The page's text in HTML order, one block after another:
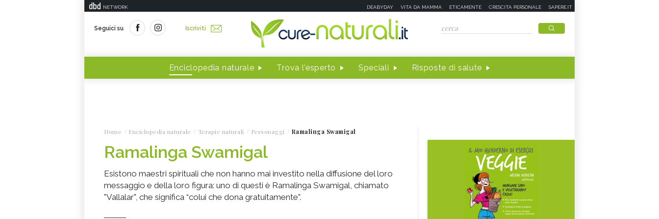
NETWORK DEABYDAY VITA DA MAMMA ETICAMENTE CRESCITA PERSONALE SAPERE.IT
Seguici su Iscriviti
Enciclopedia naturale Trova l'esperto Speciali Risposte di salute
Home Enciclopedia naturale Terapie naturali Personaggi Ramalinga Swamigal
Ramalinga Swamigal
Esistono maestri spirituali che non hanno mai investito nella diffusione del loro
messaggio e della loro figura: uno di questi è Ramalinga Swamigal, chiamato
"Vallalar", che significa “colui che dona gratuitamente”.